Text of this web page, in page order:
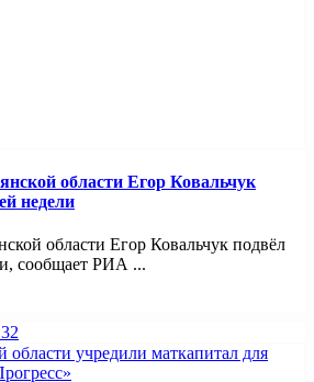
области Егор Ковальчук
недели
области Егор Ковальчук подвёл
сообщает РИА ...
32